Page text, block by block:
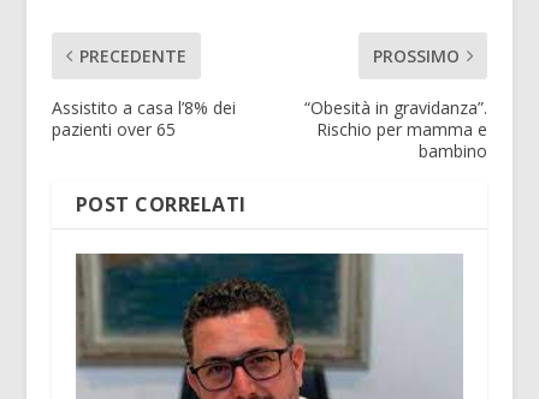
PRECEDENTE
Assistito a casa l’8% dei
pazienti over 65
PROSSIMO
“Obesità in gravidanza”.
Rischio per mamma e
bambino
POST CORRELATI